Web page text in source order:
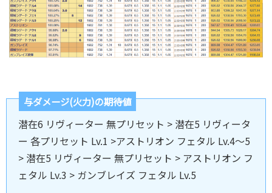
与ダメージ(火力)の期待値
潜在6 リヴィーター 無プリセット > 潜在5 リヴィータ
ー 各プリセット Lv.1 >アストリオン フェタル Lv.4～5
> 潜在5 リヴィーター 無プリセット > アストリオン フ
ェタル Lv.3 > ガンブレイズ フェタル Lv.5